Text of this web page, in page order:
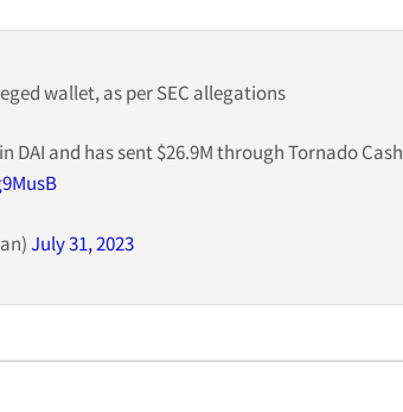
wallet, as per SEC allegations
DAI and has sent $26.9M through Tornado Cash
July 31, 2023